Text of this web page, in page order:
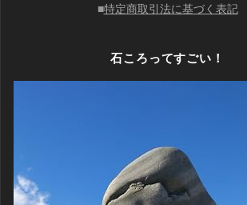
■特定商取引法に基づく表記
石ころってすごい！